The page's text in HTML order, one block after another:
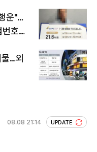
운"…
호조
…외
08.08 21:14 UPDATE